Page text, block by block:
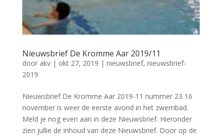
Nieuwsbrief De Kromme Aar 2019/11
door akv| okt 27, 2019 | nieuwsbrief, nieuwsbrief-
2019
Nieuwsbrief De Kromme Aar 2019-11 nummer 23 16
november is weer de eerste avond in het zwembad.
Meld je nog even aan in deze Nieuwsbrief. Hieronder
zien jullie de inhoud van deze Nieuwsbrief. Door op de